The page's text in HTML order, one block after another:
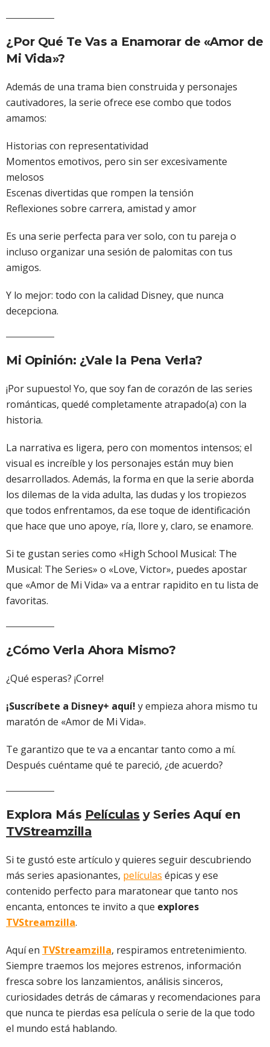
¿Por Qué Te Vas a Enamorar de «Amor de
Mi Vida»?
Además de una trama bien construida y personajes
cautivadores, la serie ofrece ese combo que todos
amamos:
Historias con representatividad
Momentos emotivos, pero sin ser excesivamente
melosos
Escenas divertidas que rompen la tensión
Reflexiones sobre carrera, amistad y amor
Es una serie perfecta para ver solo, con tu pareja o
incluso organizar una sesión de palomitas con tus
amigos.
Y lo mejor: todo con la calidad Disney, que nunca
decepciona.
Mi Opinión: ¿Vale la Pena Verla?
¡Por supuesto! Yo, que soy fan de corazón de las series
románticas, quedé completamente atrapado(a) con la
historia.
La narrativa es ligera, pero con momentos intensos; el
visual es increíble y los personajes están muy bien
desarrollados. Además, la forma en que la serie aborda
los dilemas de la vida adulta, las dudas y los tropiezos
que todos enfrentamos, da ese toque de identificación
que hace que uno apoye, ría, llore y, claro, se enamore.
Si te gustan series como «High School Musical: The
Musical: The Series» o «Love, Victor», puedes apostar
que «Amor de Mi Vida» va a entrar rapidito en tu lista de
favoritas.
¿Cómo Verla Ahora Mismo?
¿Qué esperas? ¡Corre!
¡Suscríbete a Disney+ aquí! y empieza ahora mismo tu
maratón de «Amor de Mi Vida».
Te garantizo que te va a encantar tanto como a mí.
Después cuéntame qué te pareció, ¿de acuerdo?
Explora Más Películas y Series Aquí en
TVStreamzilla
Si te gustó este artículo y quieres seguir descubriendo
más series apasionantes, películas épicas y ese
contenido perfecto para maratonear que tanto nos
encanta, entonces te invito a que explores
TVStreamzilla.
Aquí en TVStreamzilla, respiramos entretenimiento.
Siempre traemos los mejores estrenos, información
fresca sobre los lanzamientos, análisis sinceros,
curiosidades detrás de cámaras y recomendaciones para
que nunca te pierdas esa película o serie de la que todo
el mundo está hablando.